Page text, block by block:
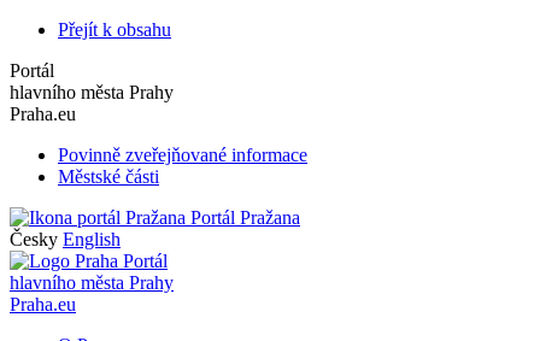
Přejít k obsahu
Portál
hlavního města Prahy
Praha.eu
Povinně zveřejňované informace
Městské části
Portál Pražana
Česky English
Portál
hlavního města Prahy
Praha.eu